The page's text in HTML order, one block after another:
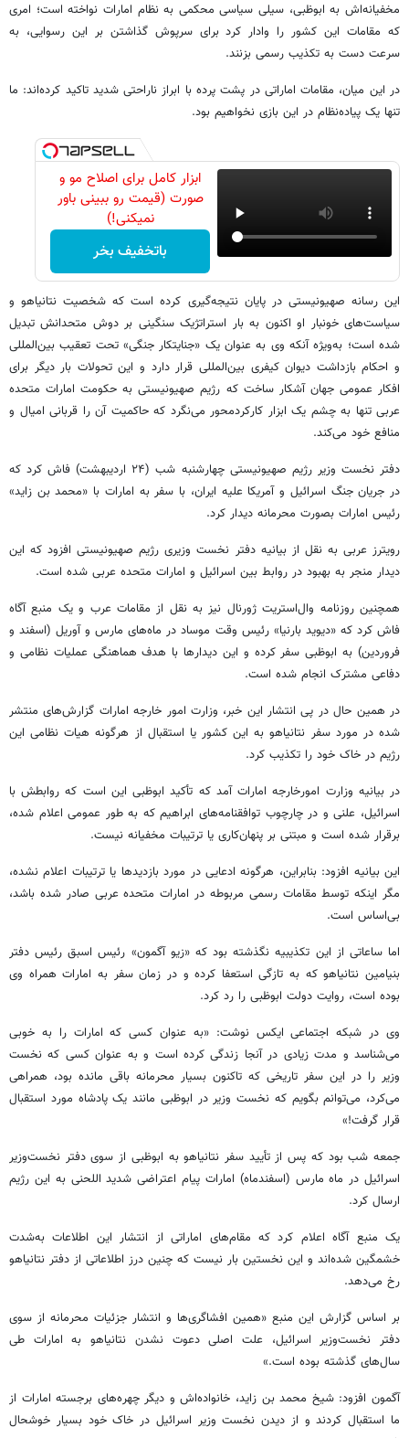
مخفیانه‌اش به ابوظبی، سیلی سیاسی محکمی به نظام امارات نواخته است؛ امری
که مقامات این کشور را وادار کرد برای سرپوش گذاشتن بر این رسوایی، به
سرعت دست به تکذیب رسمی بزنند.
در این میان، مقامات اماراتی در پشت پرده با ابراز ناراحتی شدید تاکید کرده‌اند: ما
تنها یک پیاده‌نظام در این بازی نخواهیم بود.
ابزار کامل برای اصلاح مو و
صورت (قیمت رو ببینی باور
نمیکنی!)
باتخفیف بخر
این رسانه صهیونیستی در پایان نتیجه‌گیری کرده است که شخصیت نتانیاهو و
سیاست‌های خونبار او اکنون به بار استراتژیک سنگینی بر دوش متحدانش تبدیل
شده است؛ به‌ویژه آنکه وی به عنوان یک «جنایتکار جنگی» تحت تعقیب بین‌المللی
و احکام بازداشت دیوان کیفری بین‌المللی قرار دارد و این تحولات بار دیگر برای
افکار عمومی جهان آشکار ساخت که رژیم صهیونیستی به حکومت امارات متحده
عربی تنها به چشم یک ابزار کارکردمحور می‌نگرد که حاکمیت آن را قربانی امیال و
منافع خود می‌کند.
دفتر نخست وزیر رژیم صهیونیستی چهارشنبه شب (۲۴ اردیبهشت) فاش کرد که
در جریان جنگ اسرائیل و آمریکا علیه ایران، با سفر به امارات با «محمد بن زاید»
رئیس امارات بصورت محرمانه دیدار کرد.
رویترز عربی به نقل از بیانیه دفتر نخست وزیری رژیم صهیونیستی افزود که این
دیدار منجر به بهبود در روابط بین اسرائیل و امارات متحده عربی شده است.
همچنین روزنامه وال‌استریت ژورنال نیز به نقل از مقامات عرب و یک منبع آگاه
فاش کرد که «دیوید بارنیا» رئیس وقت موساد در ماه‌های مارس و آوریل (اسفند و
فروردین) به ابوظبی سفر کرده و این دیدارها با هدف هماهنگی عملیات نظامی و
دفاعی مشترک انجام شده است.
در همین حال در پی انتشار این خبر، وزارت امور خارجه امارات گزارش‌های منتشر
شده در مورد سفر نتانیاهو به این کشور یا استقبال از هرگونه هیات نظامی این
رژیم در خاک خود را تکذیب کرد.
در بیانیه‌ وزارت امورخارجه امارات آمد که تأکید ابوظبی این است که روابطش با
اسرائیل، علنی و در چارچوب توافقنامه‌های ابراهیم که به طور عمومی اعلام شده،
برقرار شده است و مبتنی بر پنهان‌کاری یا ترتیبات مخفیانه نیست.
این بیانیه افزود: بنابراین، هرگونه ادعایی در مورد بازدیدها یا ترتیبات اعلام نشده،
مگر اینکه توسط مقامات رسمی مربوطه در امارات متحده عربی صادر شده باشد،
بی‌اساس است.
اما ساعاتی از این تکذیبیه نگذشته بود که «زیو آگمون» رئیس اسبق رئیس دفتر
بنیامین نتانیاهو که به تازگی استعفا کرده و در زمان سفر به امارات همراه وی
بوده است، روایت دولت ابوظبی را رد کرد.
وی در شبکه اجتماعی ایکس نوشت: «به عنوان کسی که امارات را به خوبی
می‌شناسد و مدت زیادی در آنجا زندگی کرده است و به عنوان کسی که نخست
وزیر را در این سفر تاریخی که تاکنون بسیار محرمانه باقی مانده بود، همراهی
می‌کرد، می‌توانم بگویم که نخست وزیر در ابوظبی مانند یک پادشاه مورد استقبال
قرار گرفت!»
جمعه شب بود که پس از تأیید سفر نتانیاهو به ابوظبی از سوی دفتر نخست‌وزیر
اسرائیل در ماه مارس (اسفندماه) امارات پیام اعتراضی شدید اللحنی به این رژیم
ارسال کرد.
یک منبع آگاه اعلام کرد که مقام‌های اماراتی از انتشار این اطلاعات به‌شدت
خشمگین شده‌اند و این نخستین بار نیست که چنین درز اطلاعاتی از دفتر نتانیاهو
رخ می‌دهد.
بر اساس گزارش این منبع «همین افشاگری‌ها و انتشار جزئیات محرمانه از سوی
دفتر نخست‌وزیر اسرائیل، علت اصلی دعوت نشدن نتانیاهو به امارات طی
سال‌های گذشته بوده است.»
آگمون افزود: شیخ محمد بن زاید، خانواده‌اش و دیگر چهره‌های برجسته امارات از
ما استقبال کردند و از دیدن نخست وزیر اسرائیل در خاک خود بسیار خوشحال